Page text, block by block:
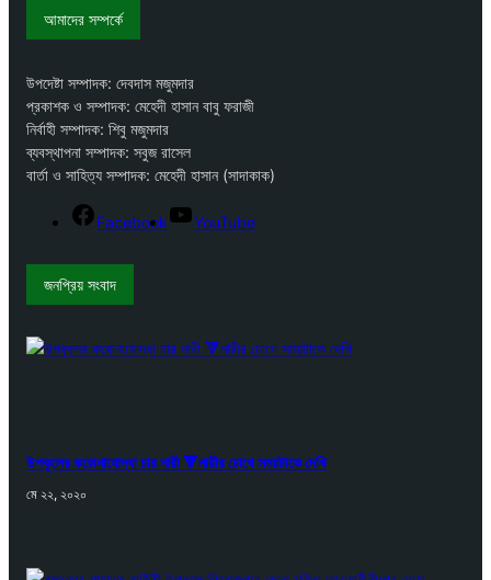
আমাদের সম্পর্কে
উপদেষ্টা সম্পাদক: দেবদাস মজুমদার
প্রকাশক ও সম্পাদক: মেহেদী হাসান বাবু ফরাজী
নির্বাহী সম্পাদক: শিবু মজুমদার
ব্যবস্থাপনা সম্পাদক: সবুজ রাসেল
বার্তা ও সাহিত্য সম্পাদক: মেহেদী হাসান (সাদাকাক)
Facebook YouTube
জনপ্রিয় সংবাদ
উপকূলের করোনাযোদ্ধা চার নারী 🔻নারীর চোখে সময়টাকে দেখি
মে ২২, ২০২০